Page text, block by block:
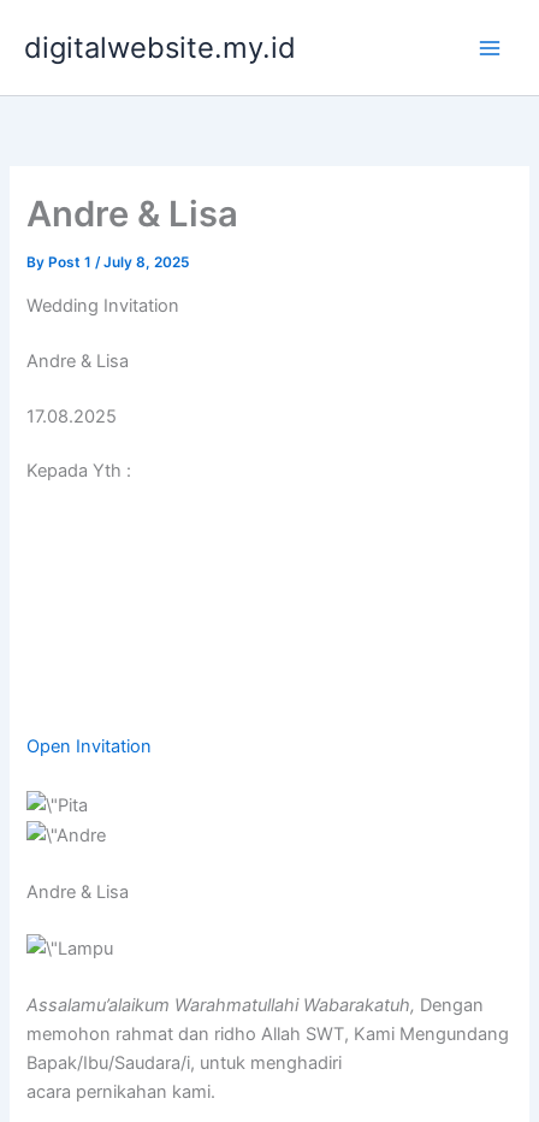
content
digitalwebsite.my.id
Andre & Lisa
By Post 1/July 8, 2025
Wedding Invitation
Andre & Lisa
17.08.2025
Kepada Yth :
Open Invitation
Andre & Lisa
Assalamu’alaikum Warahmatullahi Wabarakatuh, Dengan
memohon rahmat dan ridho Allah SWT, Kami Mengundang
Bapak/Ibu/Saudara/i, untuk menghadiri
acara pernikahan kami.